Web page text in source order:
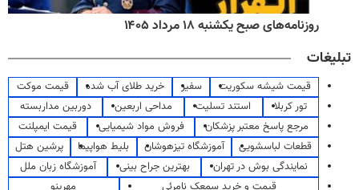
روزنامه‌های صبح یکشنبه ۱۸ مرداد ۱۴۰۵
تبلیغات
قیمت شیشه سکوریت سفیر خرید طلای آب شده
قیمت موکت
تور کربلا
استند تسلیت مداحی اربعین
دوربین مداربسته
مرجع پاسخ معتبر پزشکان
فروش مواد شیمیایی
قیمت ایمپلنت
قطعات لباسشویی
آموزشگاه تیزهوشان بلیط هواپیما
پرشین هتل
نمایندگی بوش در تهران
بهترین جراح بینی
آموزشگاه زبان ملل
قیمت و خرید سمعک نامرئی
مهرینو